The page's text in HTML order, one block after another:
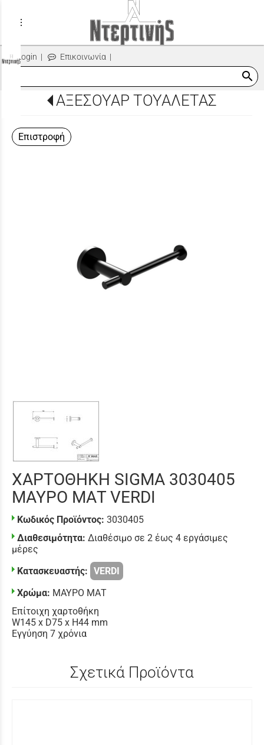
menu
Login | Επικοινωνία |
search
ΑΞΕΣΟΥΑΡ ΤΟΥΑΛΕΤΑΣ
Επιστροφή
ΧΑΡΤΟΘΗΚΗ SIGMA 3030405
ΜΑΥΡΟ ΜΑΤ VERDI
Κωδικός Προϊόντος: 3030405
Διαθεσιμότητα: Διαθέσιμο σε 2 έως 4 εργάσιμες
μέρες
Κατασκευαστής: VERDI
Χρώμα: ΜΑΥΡΟ ΜΑΤ
Επίτοιχη χαρτοθήκη
W145 x D75 x H44 mm
Εγγύηση 7 χρόνια
Σχετικά Προϊόντα